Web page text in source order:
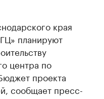
края
планируют
центра по
проекта
сообщает пресс-